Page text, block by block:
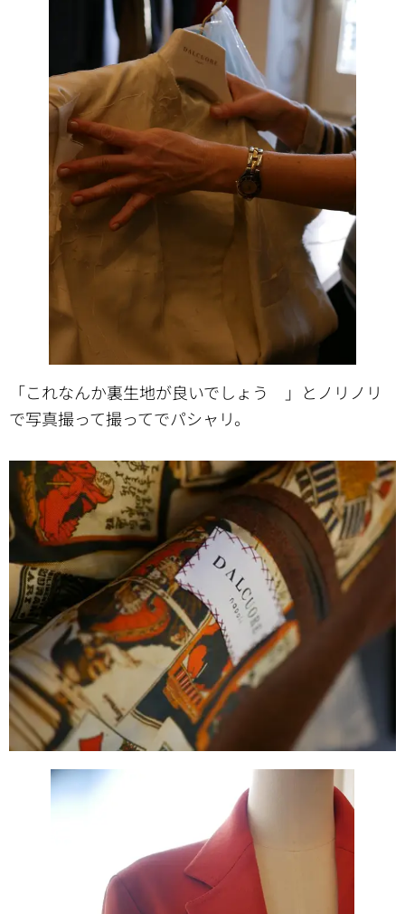
「これなんか裏生地が良いでしょう 」とノリノリ
で写真撮って撮ってでパシャリ。